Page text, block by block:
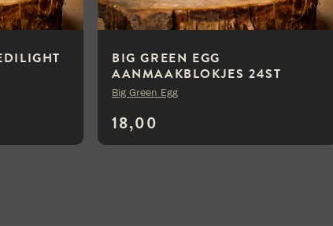
BIG GREEN EGG
AANMAAKBLOKJES 24ST
18,00
Big Green Egg